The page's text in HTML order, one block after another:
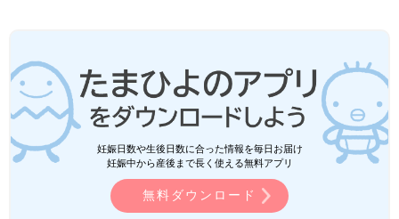
妊娠日数や生後日数に合った情報を毎日お届け
妊娠中から産後まで長く使える無料アプリ
無料ダウンロード